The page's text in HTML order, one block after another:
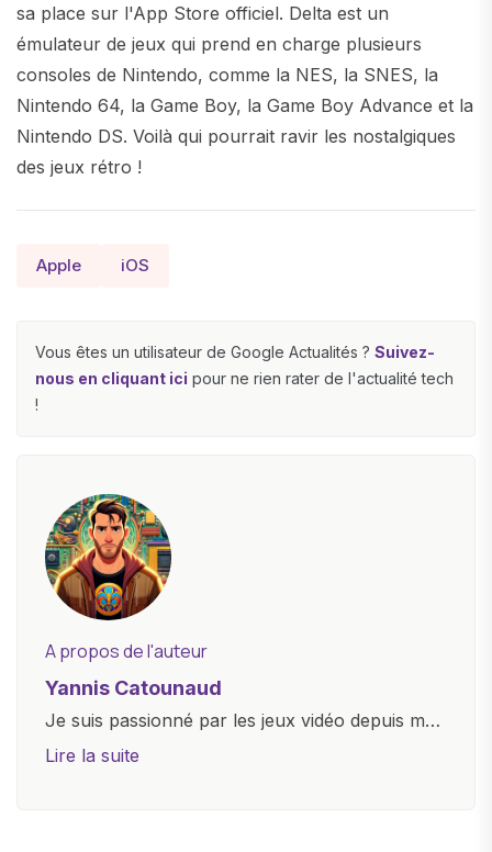
sa place sur l'App Store officiel. Delta est un
émulateur de jeux qui prend en charge plusieurs
consoles de Nintendo, comme la NES, la SNES, la
Nintendo 64, la Game Boy, la Game Boy Advance et la
Nintendo DS. Voilà qui pourrait ravir les nostalgiques
des jeux rétro !
Apple iOS
Vous êtes un utilisateur de Google Actualités ? Suivez-
nous en cliquant ici pour ne rien rater de l'actualité tech
!
A propos de l'auteur
Yannis Catounaud
Je suis passionné par les jeux vidéo depuis mon
plus jeune âge. Mon amour pour l'univers
Lire la suite